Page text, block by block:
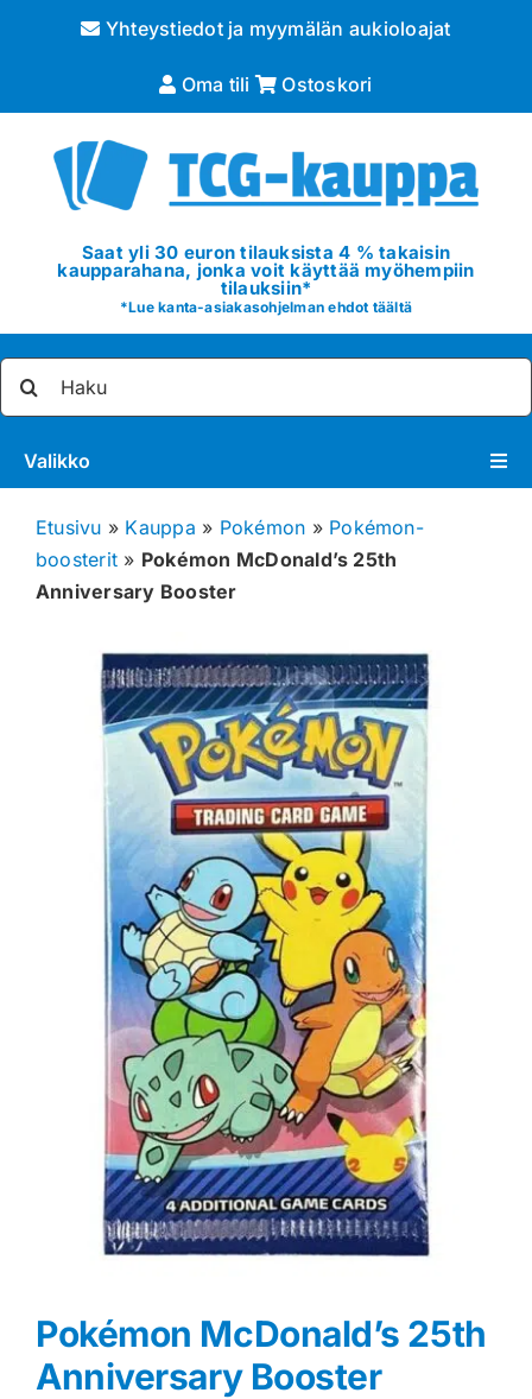
Yhteystiedot ja myymälän aukioloajat
Oma tili Ostoskori
Saat yli 30 euron tilauksista 4 % takaisin
kaupparahana, jonka voit käyttää myöhempiin
tilauksiin*
*Lue kanta-asiakasohjelman ehdot täältä
Valikko
Pokémon
Blind Boksit
Greidatut kortit
Rip & Ship
Greidauspalvelu
Etusivu » Kauppa » Pokémon » Pokémon-
boosterit » Pokémon McDonald’s 25th
Anniversary Booster
Pokémon McDonald’s 25th
Anniversary Booster